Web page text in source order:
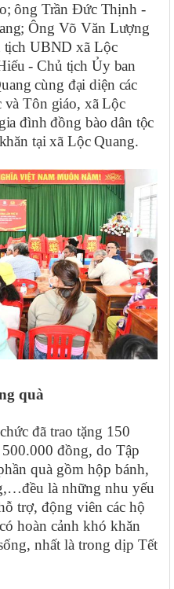
ông Trần Đức Thịnh -
Ông Võ Văn Lượng
tịch UBND xã Lộc
- Chủ tịch Ủy ban
cùng đại diện các
và Tôn giáo, xã Lộc
đình đồng bào dân tộc
tại xã Lộc Quang.
quà
đã trao tặng 150
đồng, do Tập
quà gồm hộp bánh,
là những nhu yếu
trợ, động viên các hộ
hoàn cảnh khó khăn
nhất là trong dịp Tết